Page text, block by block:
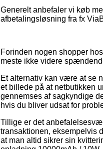
Generelt anbefaler vi køb
afbetalingsløsning fra fx
Forinden nogen shopper
meste ikke videre
Et alternativ kan være at se
et billede på at netbutikken
gennemses af sagkyndige
hvis du bliver udsat for
Tillige er det
transaktionen, eksempelvis
at man altid sikrer sin